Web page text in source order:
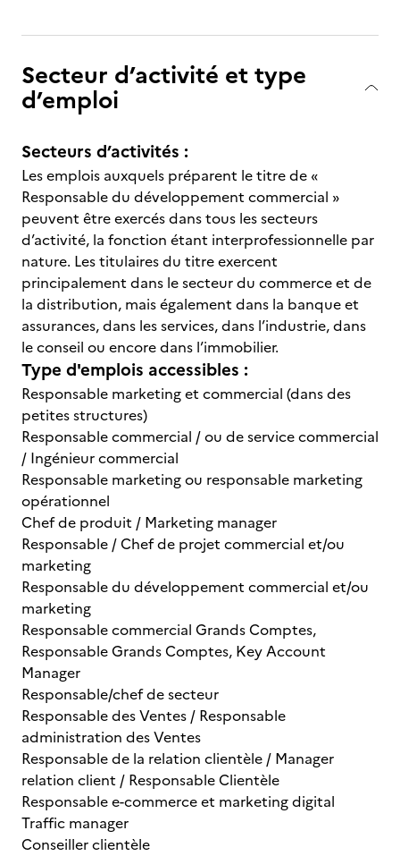
Secteur d’activité et type
d’emploi
Secteurs d’activités :
Les emplois auxquels préparent le titre de «
Responsable du développement commercial »
peuvent être exercés dans tous les secteurs
d’activité, la fonction étant interprofessionnelle par
nature. Les titulaires du titre exercent
principalement dans le secteur du commerce et de
la distribution, mais également dans la banque et
assurances, dans les services, dans l’industrie, dans
le conseil ou encore dans l’immobilier.
Type d'emplois accessibles :
Responsable marketing et commercial (dans des
petites structures)
Responsable commercial / ou de service commercial
/ Ingénieur commercial
Responsable marketing ou responsable marketing
opérationnel
Chef de produit / Marketing manager
Responsable / Chef de projet commercial et/ou
marketing
Responsable du développement commercial et/ou
marketing
Responsable commercial Grands Comptes,
Responsable Grands Comptes, Key Account
Manager
Responsable/chef de secteur
Responsable des Ventes / Responsable
administration des Ventes
Responsable de la relation clientèle / Manager
relation client / Responsable Clientèle
Responsable e-commerce et marketing digital
Traffic manager
Conseiller clientèle